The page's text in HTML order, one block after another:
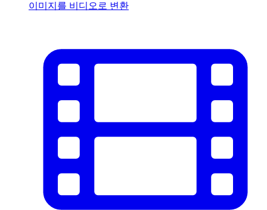
이미지를 비디오로 변환